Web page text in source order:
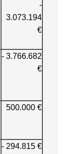
-
3.073.194
€
- 3.766.682
€
500.000 €
- 294.815 €